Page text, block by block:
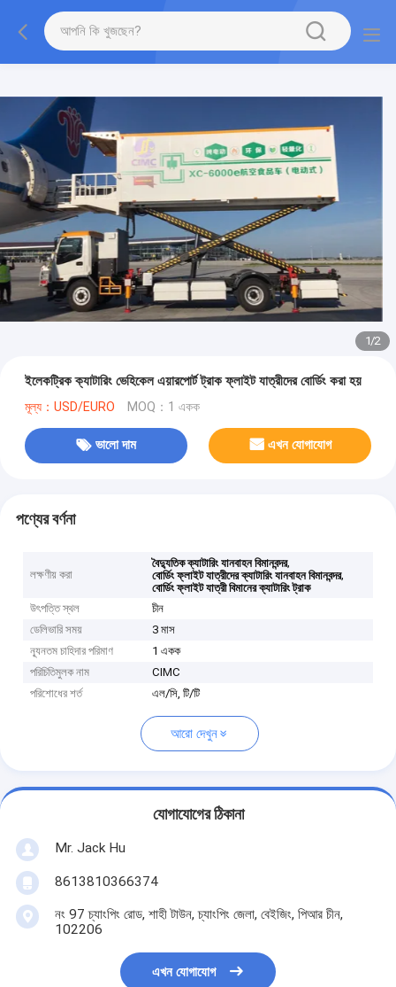
1/2
ইলেকট্রিক ক্যাটারিং ভেহিকেল এয়ারপোর্ট ট্রাক ফ্লাইট যাত্রীদের বোর্ডিং করা হয়
মূল্য：USD/EURO MOQ：1 একক
ভালো দাম এখন যোগাযোগ
পণ্যের বর্ণনা
লক্ষণীয় করা
বৈদ্যুতিক ক্যাটারিং যানবাহন বিমানবন্দর,
বোর্ডিং ফ্লাইট যাত্রীদের ক্যাটারিং যানবাহন বিমানবন্দর,
বোর্ডিং ফ্লাইট যাত্রী বিমানের ক্যাটারিং ট্রাক
উৎপত্তি স্থল
চীন
ডেলিভারি সময়
3 মাস
ন্যূনতম চাহিদার পরিমাণ
1 একক
পরিচিতিমুলক নাম
CIMC
পরিশোধের শর্ত
এল/সি, টি/টি
আরো দেখুন
যোগাযোগের ঠিকানা
Mr. Jack Hu
8613810366374
নং 97 চ্যাংপিং রোড, শাহী টাউন, চ্যাংপিং জেলা, বেইজিং, পিআর চীন,
102206
এখন যোগাযোগ